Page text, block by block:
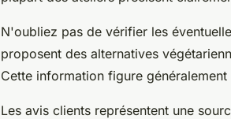
N'oubliez pas de vérifier les
proposent des alternatives
Cette information figure
Les avis clients représentent une